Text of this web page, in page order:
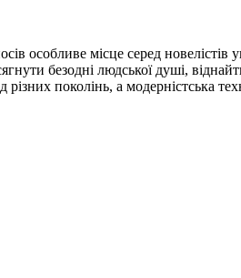
місце серед новелістів
безодні людської душі,
поколінь, а модерністська